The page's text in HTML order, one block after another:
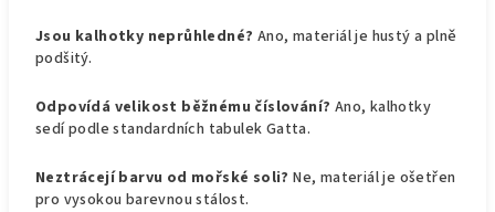
Jsou kalhotky neprůhledné? Ano, materiál je hustý a plně
podšitý.
Odpovídá velikost běžnému číslování? Ano, kalhotky
sedí podle standardních tabulek Gatta.
Neztrácejí barvu od mořské soli?Ne, materiál je ošetřen
pro vysokou barevnou stálost.